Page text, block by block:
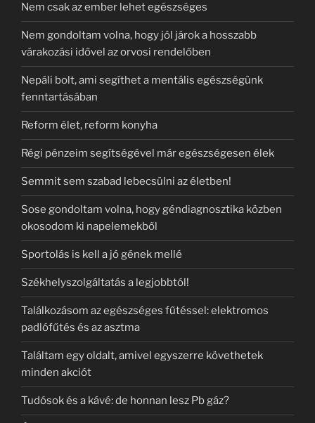
Nem csak az ember lehet egészséges
Nem gondoltam volna, hogy jól járok a hosszabb
várakozási idővel az orvosi rendelőben
Nepáli bolt, ami segíthet a mentális egészségünk
fenntartásában
Reform élet, reform konyha
Régi pénzeim segítségével már egészségesen élek
Semmit sem szabad lebecsülni az életben!
Sose gondoltam volna, hogy géndiagnosztika közben
okosodom ki napelemekből
Sportolás is kell a jó gének mellé
Székhelyszolgáltatás a legjobbtól!
Találkozásom az egészséges fűtéssel: elektromos
padlófűtés és az asztma
Találtam egy oldalt, amivel egyszerre követhetek
minden akciót
Tudósok és a kávé: de honnan lesz Pb gáz?